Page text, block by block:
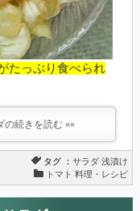
たっぷり食べられ
の続きを読む »»
タグ ：サラダ 浅漬け
トマト 料理・レシピ